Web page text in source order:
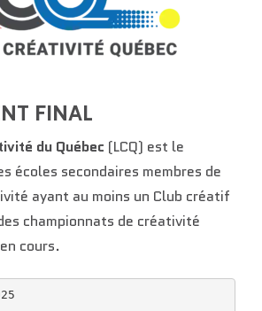
FINAL
du Québec (LCQ) est le
écoles secondaires membres de
ayant au moins un Club créatif
championnats de créativité
cours.